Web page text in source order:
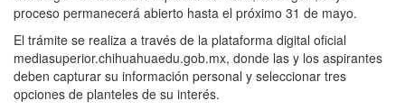
proceso permanecerá abierto hasta el próximo 31 de mayo.
El trámite se realiza a través de la plataforma digital oficial
mediasuperior.chihuahuaedu.gob.mx, donde las y los aspirantes
deben capturar su información personal y seleccionar tres
opciones de planteles de su interés.